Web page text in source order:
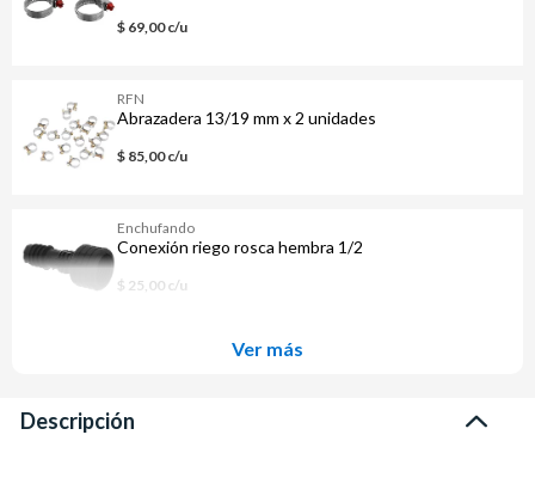
$ 69,00 c/u
RFN
Abrazadera 13/19 mm x 2 unidades
$ 85,00 c/u
Enchufando
Conexión riego rosca hembra 1/2
$ 25,00 c/u
Ver más
Descripción